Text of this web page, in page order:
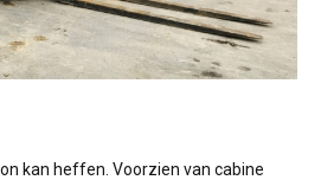
kan heffen. Voorzien van cabine